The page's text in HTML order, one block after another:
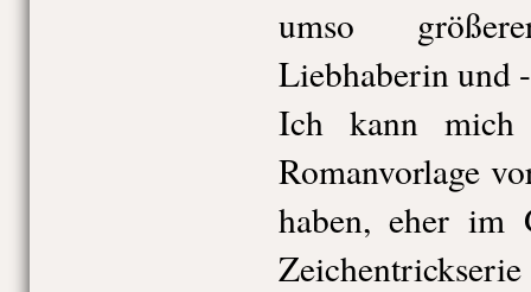
umso
Liebhaberin und
Ich kann mich
Romanvorlage
haben, eher im